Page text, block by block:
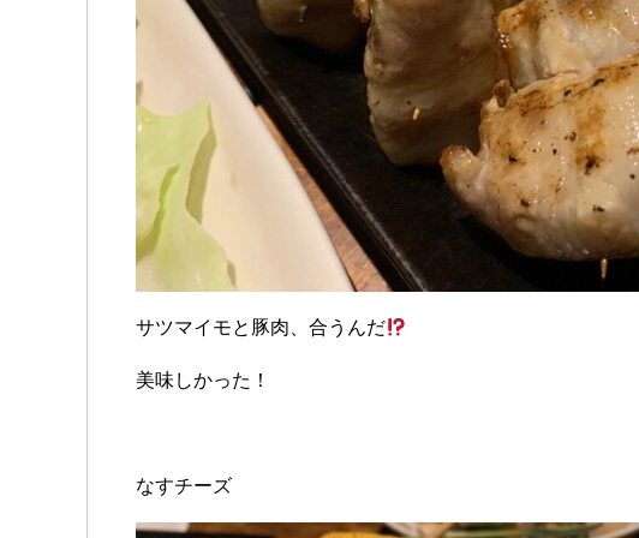
サツマイモと豚肉、合うんだ
美味しかった！
なすチーズ